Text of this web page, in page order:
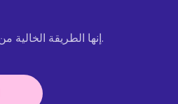
إنها الطريقة الخالية من الضجة لتوظيف المزيد من المواهب في وقت أقل.